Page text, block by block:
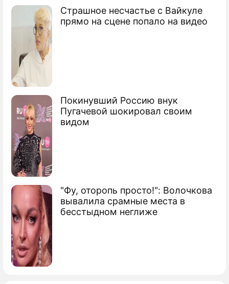
Страшное несчастье с Вайкуле
прямо на сцене попало на видео
Покинувший Россию внук
Пугачевой шокировал своим
видом
"Фу, оторопь просто!": Волочкова
вывалила срамные места в
бесстыдном неглиже
Хиддинка